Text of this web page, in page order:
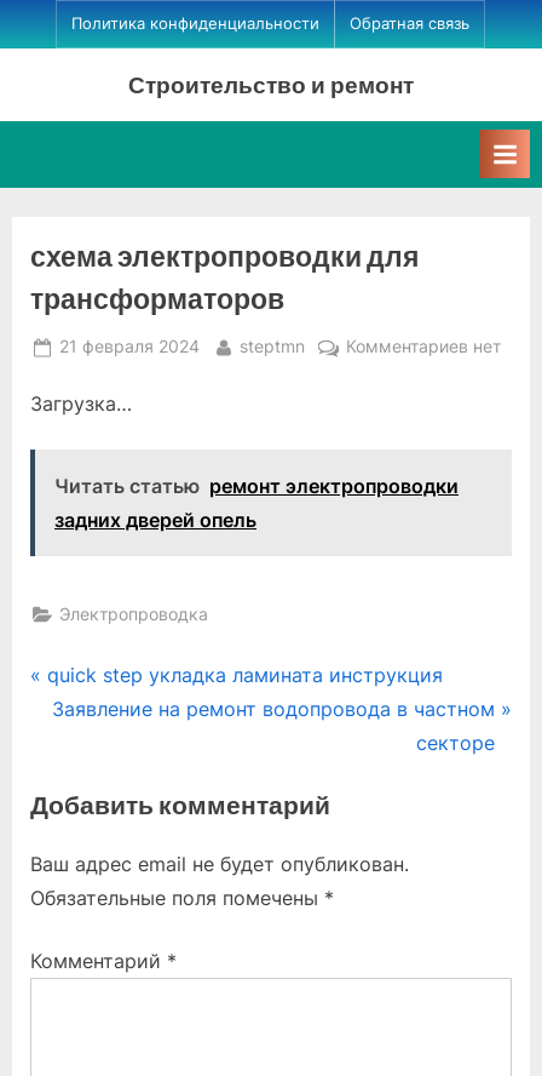
Skip
to
Политика конфиденциальности Обратная связь
Строительство и ремонт
схема электропроводки для
трансформаторов
Posted
21 февраля 2024 By
steptmn Комментариевкнет
Загрузка…
Читать статью ремонт электропроводки
задних дверей опель
Электропроводка
Навигация
P
i
u
s
o
quick step укладка ламината инструкция
N
t
o
s
:
Заявление на ремонт водопровода в частном
секторе
Добавить комментарий
Ваш адрес email не будет опубликован.
Обязательные поля помечены *
Комментарий *